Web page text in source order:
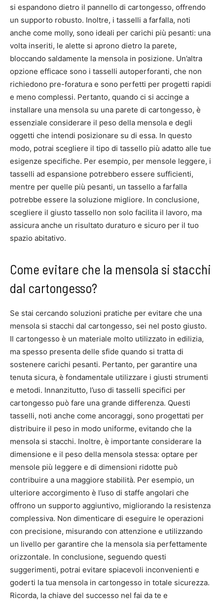
si espandono dietro il pannello di cartongesso, offrendo
un supporto robusto. Inoltre, i tasselli a farfalla, noti
anche come molly, sono ideali per carichi più pesanti: una
volta inseriti, le alette si aprono dietro la parete,
bloccando saldamente la mensola in posizione. Un’altra
opzione efficace sono i tasselli autoperforanti, che non
richiedono pre-foratura e sono perfetti per progetti rapidi
e meno complessi. Pertanto, quando ci si accinge a
installare una mensola su una parete di cartongesso, è
essenziale considerare il peso della mensola e degli
oggetti che intendi posizionare su di essa. In questo
modo, potrai scegliere il tipo di tassello più adatto alle tue
esigenze specifiche. Per esempio, per mensole leggere, i
tasselli ad espansione potrebbero essere sufficienti,
mentre per quelle più pesanti, un tassello a farfalla
potrebbe essere la soluzione migliore. In conclusione,
scegliere il giusto tassello non solo facilita il lavoro, ma
assicura anche un risultato duraturo e sicuro per il tuo
spazio abitativo.
Come evitare che la mensola si stacchi
dal cartongesso?
Se stai cercando soluzioni pratiche per evitare che una
mensola si stacchi dal cartongesso, sei nel posto giusto.
Il cartongesso è un materiale molto utilizzato in edilizia,
ma spesso presenta delle sfide quando si tratta di
sostenere carichi pesanti. Pertanto, per garantire una
tenuta sicura, è fondamentale utilizzare i giusti strumenti
e metodi. Innanzitutto, l’uso di tasselli specifici per
cartongesso può fare una grande differenza. Questi
tasselli, noti anche come ancoraggi, sono progettati per
distribuire il peso in modo uniforme, evitando che la
mensola si stacchi. Inoltre, è importante considerare la
dimensione e il peso della mensola stessa: optare per
mensole più leggere e di dimensioni ridotte può
contribuire a una maggiore stabilità. Per esempio, un
ulteriore accorgimento è l’uso di staffe angolari che
offrono un supporto aggiuntivo, migliorando la resistenza
complessiva. Non dimenticare di eseguire le operazioni
con precisione, misurando con attenzione e utilizzando
un livello per garantire che la mensola sia perfettamente
orizzontale. In conclusione, seguendo questi
suggerimenti, potrai evitare spiacevoli inconvenienti e
goderti la tua mensola in cartongesso in totale sicurezza.
Ricorda, la chiave del successo nel fai da te e